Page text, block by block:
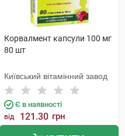
Корвалмент капсули 100 мг
80 шт
Київський вітамінний завод
Є в наявності
від 121.30 грн